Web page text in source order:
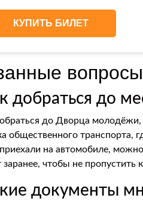
КУПИТЬ БИЛЕТ
добраться до
до Дворца молодёжи,
общественного транспорта,
на автомобиле,
чтобы не пропустить
документы